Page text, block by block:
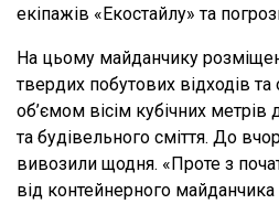
екіпажів «Екостайлу» та
На цьому майданчику
твердих побутових відходів
об’ємом вісім кубічних
та будівельного сміття. До
вивозили щодня. «Проте з
від контейнерного